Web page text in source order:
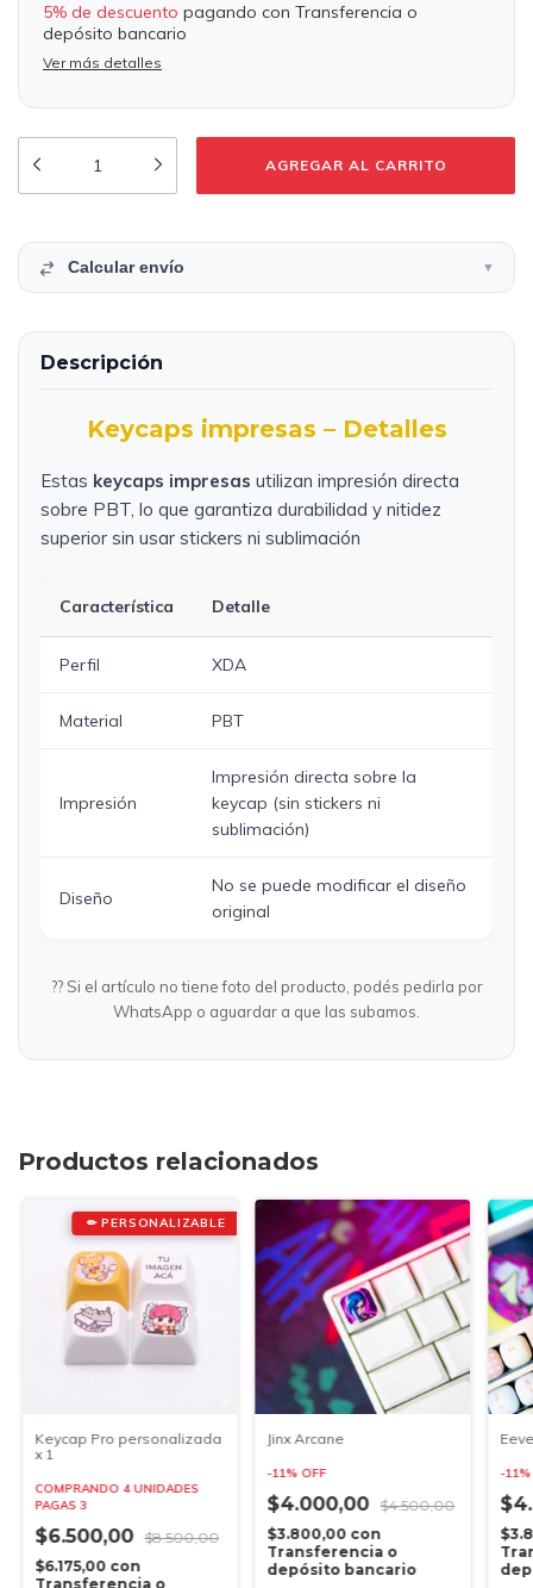
5% de descuento pagando con Transferencia o
depósito bancario
Ver más detalles
Calcular envío ▼
Descripción
Keycaps impresas – Detalles
Estas keycaps impresas utilizan impresión directa
sobre PBT, lo que garantiza durabilidad y nitidez
superior sin usar stickers ni sublimación
Característica Detalle
Perfil XDA
Material PBT
Impresión
Impresión directa sobre la
keycap (sin stickers ni
sublimación)
Diseño
No se puede modificar el diseño
original
?? Si el artículo no tiene foto del producto, podés pedirla por
WhatsApp o aguardar a que las subamos.
Productos relacionados
✏ PERSONALIZABLE
Keycap Pro personalizada
x 1
COMPRANDO 4 UNIDADES
PAGAS 3
$6.500,00 $8.500,00
$6.175,00 con
Transferencia o
Jinx Arcane
-11%OFF
$4.000,00 $4.500,00
$3.800,00 con
Transferencia o
depósito bancario
-11